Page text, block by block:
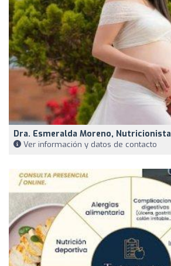
Dra. Esmeralda Moreno, Nutricionista
Ver información y datos de contacto